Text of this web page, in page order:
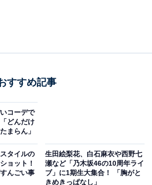
すすめ記事
コーデで
どんだけ
まらん」
タイルの
ョット！
んごい事
生田絵梨花、白石麻衣や西野七
瀬など「乃木坂46の10周年ライ
ブ」に1期生大集合！ 「胸がと
きめきっぱなし」